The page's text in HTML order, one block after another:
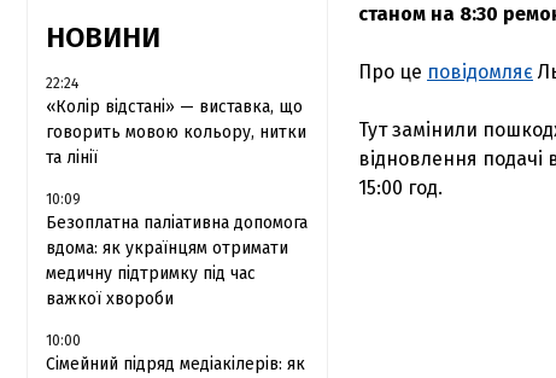
НОВИНИ
22:24
«Колір відстані» — виставка, що
говорить мовою кольору, нитки
та лінії
10:09
Безоплатна паліативна допомога
вдома: як українцям отримати
медичну підтримку під час
важкої хвороби
10:00
Сімейний підряд медіакілерів: як
станом на 8:30
Про це повідомляє
Тут замінили
відновлення
15:00 год.